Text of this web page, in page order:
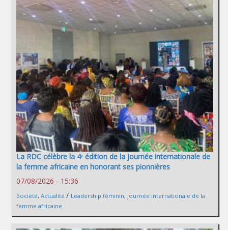
La RDC célèbre la 4ᵉ édition de la Journée internationale de
la femme africaine en honorant ses pionnières
07/08/2026 - 15:36
Société, Actualité / Leadership féminin, journée internationale de la
femme africaine